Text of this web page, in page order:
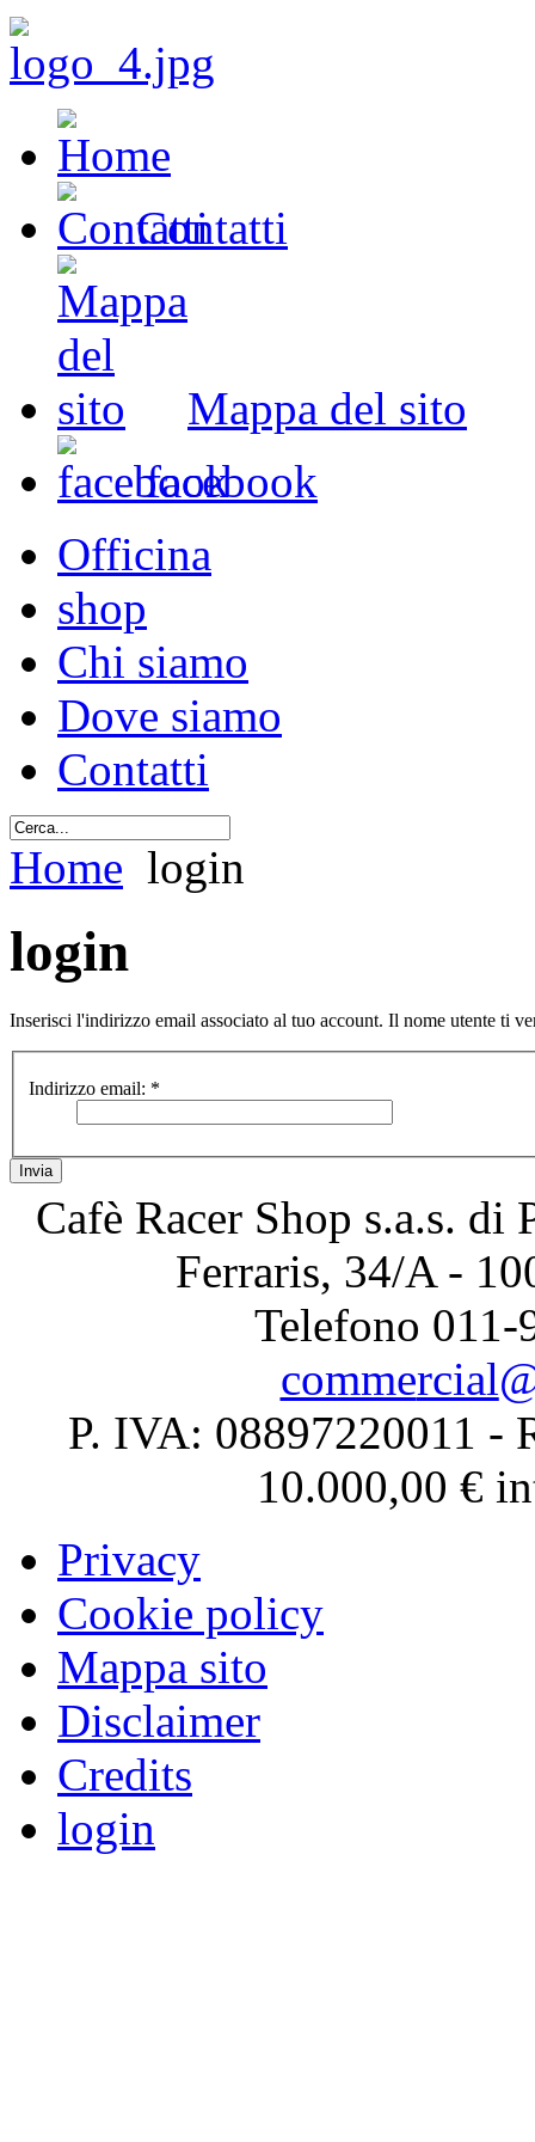
Contatti
Mappa del sito
facebook
Officina
shop
Chi siamo
Dove siamo
Contatti
Home login
login
Inserisci l'indirizzo email associato al tuo account. Il nome utente ti
Indirizzo email: *
Invia
Cafè Racer Shop s.a.s.
Ferraris, 34/A -
Telefono
P. IVA: 08897220011 -
10.000,00 €
Privacy
Cookie policy
Mappa sito
Disclaimer
Credits
login